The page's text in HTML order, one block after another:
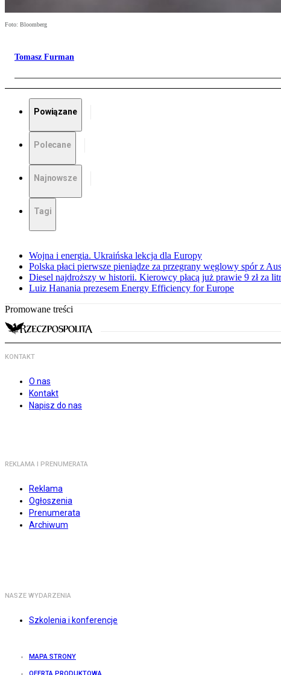
Foto: Bloomberg
Tomasz Furman
Powiązane
Polecane
Najnowsze
Tagi
Wojna i energia. Ukraińska lekcja dla Europy
Polska płaci pierwsze pieniądze za przegrany węglowy spór z
Diesel najdroższy w historii. Kierowcy płacą już prawie 9 zł za litr
Luiz Hanania prezesem Energy Efficiency for Europe
Promowane treści
KONTAKT
O nas
Kontakt
Napisz do nas
REKLAMA I PRENUMERATA
Reklama
Ogłoszenia
Prenumerata
Archiwum
NASZE WYDARZENIA
Szkolenia i konferencje
MAPA STRONY